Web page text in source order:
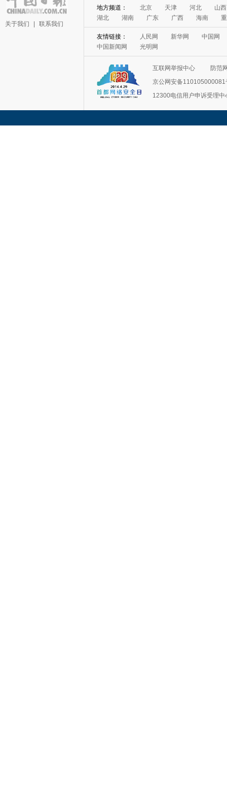
关于我们 联系我们
地方频道： 北京 天津 河北
山西
湖北
湖南 广东 广西 海南
友情链接： 人民网 新华网
中国网
中国新闻网
光明网
互联网举报中心
防范
京公网安备110105000081
12300电信用户申诉受理中